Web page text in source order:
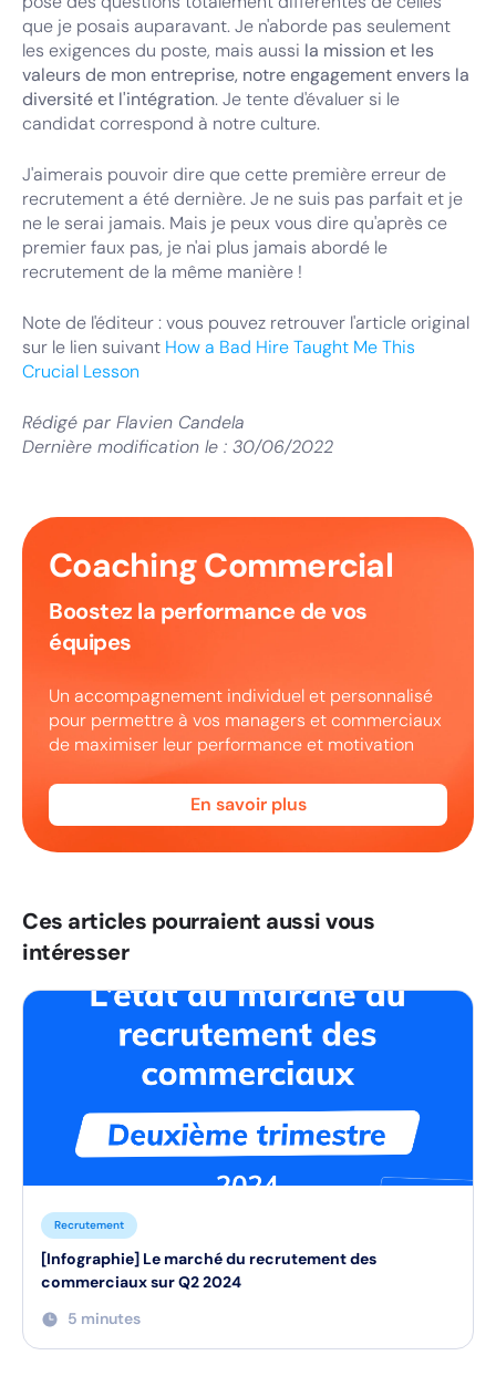
que je posais auparavant. Je n'aborde pas seulement
les exigences du poste, mais aussi la mission et les
valeurs de mon entreprise, notre engagement envers la
diversité et l'intégration. Je tente d'évaluer si le
candidat correspond à notre culture.
J'aimerais pouvoir dire que cette première erreur de
recrutement a été dernière. Je ne suis pas parfait et je
ne le serai jamais. Mais je peux vous dire qu'après ce
premier faux pas, je n'ai plus jamais abordé le
recrutement de la même manière !
Note de l'éditeur : vous pouvez retrouver l'article original
sur le lien suivant How a Bad Hire Taught Me This
Crucial Lesson
Rédigé par Flavien Candela
Dernière modification le : 30/06/2022
Coaching Commercial
Boostez la performance de vos
équipes
Un accompagnement individuel et personnalisé
pour permettre à vos managers et commerciaux
de maximiser leur performance et motivation
En savoir plus
Ces articles pourraient aussi vous
intéresser
Recrutement
[Infographie] Le marché du recrutement des
commerciaux sur Q2 2024
5 minutes